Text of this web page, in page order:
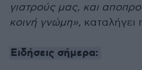
γιατρούς μας, και
κοινή γνώμη», καταλήγει
Ειδήσεις σήμερα: